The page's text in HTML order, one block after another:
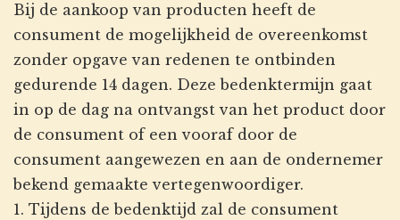
Bij de aankoop van producten heeft de
consument de mogelijkheid de overeenkomst
zonder opgave van redenen te ontbinden
gedurende 14 dagen. Deze bedenktermijn gaat
in op de dag na ontvangst van het product door
de consument of een vooraf door de
consument aangewezen en aan de ondernemer
bekend gemaakte vertegenwoordiger.
1. Tijdens de bedenktijd zal de consument